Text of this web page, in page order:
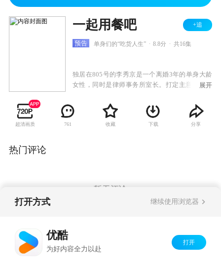
一起用餐吧 +追
预告 单身们的“吃货人生” 8.8分 共16集
独居在805号的李秀京是一个离婚3年的单身大龄
女性，同时是律师事务所室长。打定主意不再结
她最苦恼的问题莫过于吃饭没人陪伴，身为一
名“吃货”，她为了美食可以奋不顾身。该剧主要
围绕这位女主角李秀京展开，以幽默独特的方式
展开
超清画质 761 收藏 下载 分享
热门评论
暂无评论
打开方式 继续使用浏览器
优酷
为好内容全力以赴
打开